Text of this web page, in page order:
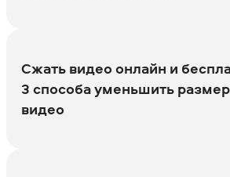
Сжать видео онлайн и
3 способа уменьшить размер
видео